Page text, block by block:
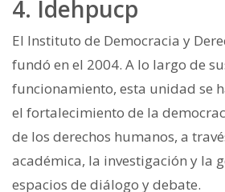
4. Idehpucp
El Instituto de Democracia y
fundó en el 2004. A lo largo de
funcionamiento, esta unidad se
el fortalecimiento de la
de los derechos humanos, a
académica, la investigación y la
espacios de diálogo y debate.